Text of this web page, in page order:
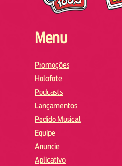
Menu
Promoções
Holofote
Podcasts
Lançamentos
Pedido Musical
Equipe
Anuncie
Aplicativo